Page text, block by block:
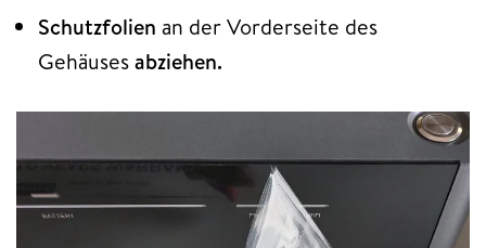
Schutzfolien an der Vorderseite des
Gehäusesabziehen.